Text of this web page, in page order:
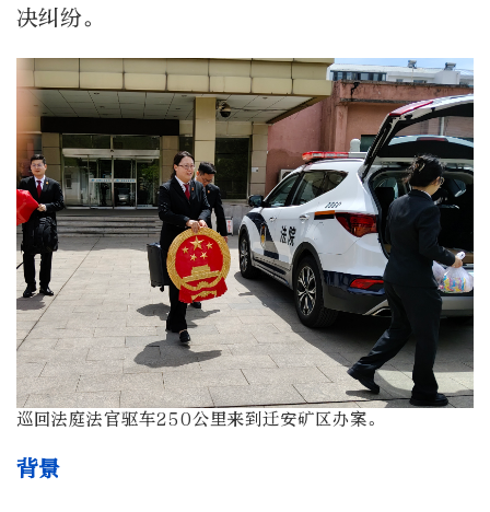
决纠纷。
巡回法庭法官驱车250公里来到迁安矿区办案。
背景